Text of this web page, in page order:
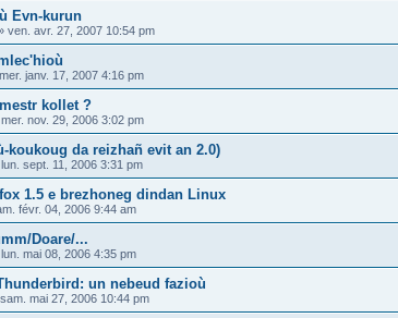
Evn-kurun
ven. avr. 27, 2007 10:54 pm
mer. janv. 17, 2007 4:16 pm
kollet ?
mer. nov. 29, 2006 3:02 pm
koukoug da reizhañ evit an 2.0)
lun. sept. 11, 2006 3:31 pm
1.5 e brezhoneg dindan Linux
févr. 04, 2006 9:44 am
Doare/...
lun. mai 08, 2006 4:35 pm
un nebeud fazioù
sam. mai 27, 2006 10:44 pm